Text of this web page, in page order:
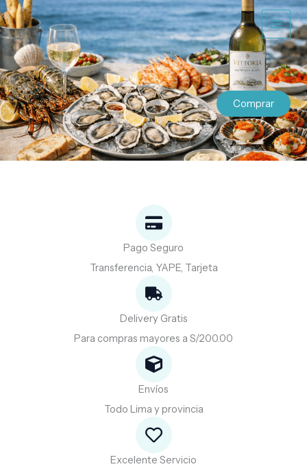
al
contenido
Comprar
Pago Seguro
Transferencia, YAPE, Tarjeta
Delivery Gratis
Para compras mayores a S/200.00
Envíos
Todo Lima y provincia
Excelente Servicio